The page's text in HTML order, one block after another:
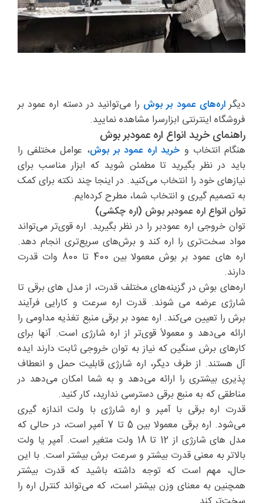
دیگراره‌های عمود بر بوش را می‌توانید در دسته اره عمود بر
فروشگاه اینترنتی ابزارسرا مشاهده نمایید.
راهنمای خرید انواع اره عمودبر بوش
هنگام انتخاب و خرید اره عمود بر بوش، عوامل مختلفی را
باید در نظر بگیرید تا مطمئن شوید که ابزار مناسب برای
نیازهای خود را انتخاب می‌کنید. در اینجا چند نکته برای کمک
به تصمیم گیری و انتخاب شما، مطرح کرده‌ایم.
توان انواع اره عمودبر بوش (اره چکشی)
توان خروجی اره عمودبر را در نظر بگیرید. اره قوی‌تر می‌تواند
مواد سخت‌تری را اره کند و برش‌های سریع‌تری انجام دهد.
اره های عمود بر بوش معمولا بین 400 تا 800 وات قدرت
دارند.
اره‌های بوش در گزینه‌های مختلف قدرت، از مدل های برقی تا
شارژی عرضه می شوند. قدرت اره سرعت و کارایی فرآیند
برش را تعیین می‌کند. اره عمود بر برقی منبع تغذیه مداومی را
ارائه می‌دهد و معمولاً قوی‌تر از اره شارژی است. آنها برای
کارهای برش سنگین که نیاز به توان خروجی ثابت دارند ایده
آل هستند. از طرف دیگر، اره شارژی قابلیت حمل و انعطاف
پذیری بیشتری را ارائه می‌دهد و به شما امکان می‌دهد در
مناطقی که به منبع برقی دسترسی ندارید، کار کنید.
قدرت اره برقی با آمپر و اره شارژی با ولت اندازه گیری
می‌شود. اره برقی معمولا بین 5 تا 7 آمپر است، در حالی که
مدل های شارژی از 12 تا 18 ولت متغیر است. آمپر یا ولت
بالاتر به معنی قدرت بیشتر و سرعت برش بیشتر است. با این
حال، مهم است که توجه داشته باشید که قدرت بیشتر
همچنین به معنای وزن بیشتر است، که می‌تواند کنترل اره را